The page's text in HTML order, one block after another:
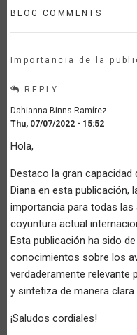
BLOG COMMENTS
Importancia de la
REPLY
Dahianna Binns Ramírez
Thu, 07/07/2022 - 15:52
Hola,
Destaco la gran
Diana en esta publicación,
importancia para todas las
coyuntura actual
Esta publicación ha sido
conocimientos sobre los
verdaderamente relevante
y sintetiza de manera
¡Saludos cordiales!